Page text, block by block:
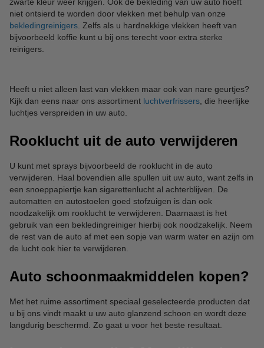
niet ontsierd te worden door vlekken met behulp van onze
bekledingreinigers . Zelfs als u hardnekkige vlekken heeft van
bijvoorbeeld koffie kunt u bij ons terecht voor extra sterke
reinigers.
Heeft u niet alleen last van vlekken maar ook van nare geurtjes?
Kijk dan eens naar ons assortiment luchtverfrissers , die heerlijke
luchtjes verspreiden in uw auto.
Rooklucht uit de auto verwijderen
U kunt met sprays bijvoorbeeld de rooklucht in de auto
verwijderen. Haal bovendien alle spullen uit uw auto, want zelfs in
een snoeppapiertje kan sigarettenlucht al achterblijven. De
automatten en autostoelen goed stofzuigen is dan ook
noodzakelijk om rooklucht te verwijderen. Daarnaast is het
gebruik van een bekledingreiniger hierbij ook noodzakelijk. Neem
de rest van de auto af met een sopje van warm water en azijn om
de lucht ook hier te verwijderen.
Auto schoonmaakmiddelen kopen?
Met het ruime assortiment speciaal geselecteerde producten dat
u bij ons vindt maakt u uw auto glanzend schoon en wordt deze
langdurig beschermd. Zo gaat u voor het beste resultaat.